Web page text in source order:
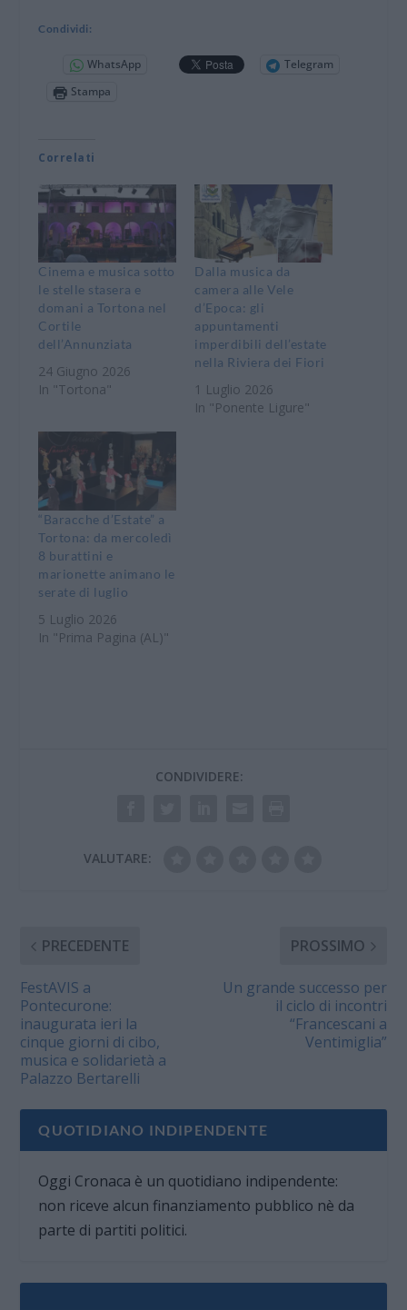
Condividi:
WhatsApp
Telegram
Stampa
Correlati
Cinema e musica sotto
le stelle stasera e
domani a Tortona nel
Cortile
dell’Annunziata
24 Giugno 2026
In "Tortona"
Dalla musica da
camera alle Vele
d’Epoca: gli
appuntamenti
imperdibili dell’estate
nella Riviera dei Fiori
1 Luglio 2026
In "Ponente Ligure"
“Baracche d’Estate” a
Tortona: da mercoledì
8 burattini e
marionette animano le
serate di luglio
5 Luglio 2026
In "Prima Pagina (AL)"
CONDIVIDERE:
VALUTARE:
PRECEDENTE
FestAVIS a
Pontecurone:
inaugurata ieri la
cinque giorni di cibo,
musica e solidarietà a
Palazzo Bertarelli
PROSSIMO
Un grande successo per
il ciclo di incontri
“Francescani a
Ventimiglia”
QUOTIDIANO INDIPENDENTE
Oggi Cronaca è un quotidiano indipendente:
non riceve alcun finanziamento pubblico nè da
parte di partiti politici.